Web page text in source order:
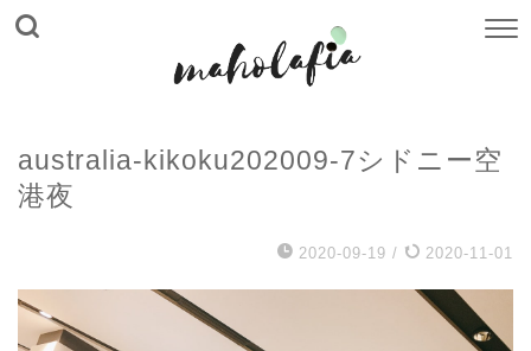
australia-kikoku202009-7シドニー空
港夜
2020-09-19 / 2020-11-01